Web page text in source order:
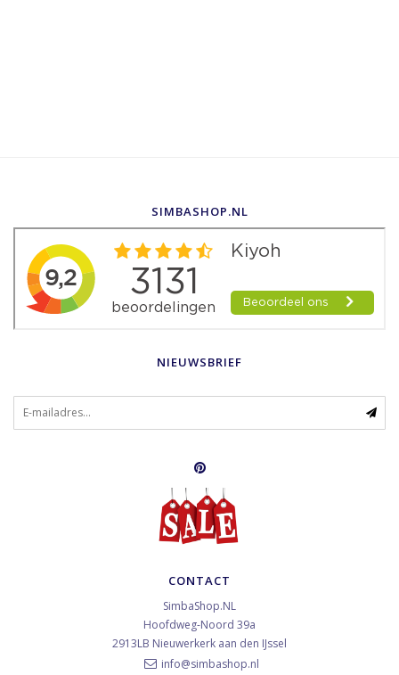
SIMBASHOP.NL
NIEUWSBRIEF
CONTACT
SimbaShop.NL
Hoofdweg-Noord 39a
2913LB Nieuwerkerk aan den IJssel
info@simbashop.nl